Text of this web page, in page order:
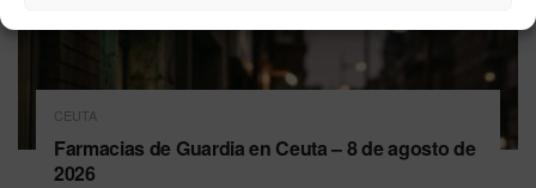
CEUTA
Farmacias de Guardia en Ceuta – 8 de agosto de
2026